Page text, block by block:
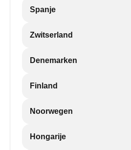
Spanje
Zwitserland
Denemarken
Finland
Noorwegen
Hongarije